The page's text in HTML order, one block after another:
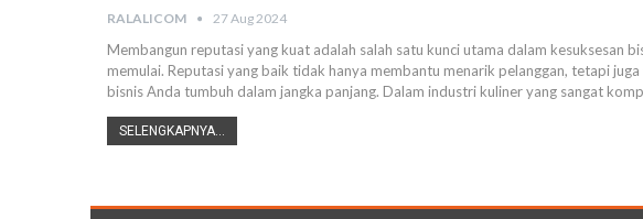
RALALICOM 27 Aug 2024
Membangun reputasi yang kuat adalah salah satu kunci utama dalam kesuksesan
memulai. Reputasi yang baik tidak hanya membantu menarik pelanggan, tetapi
bisnis Anda tumbuh dalam jangka panjang. Dalam industri kuliner yang sangat
SELENGKAPNYA...